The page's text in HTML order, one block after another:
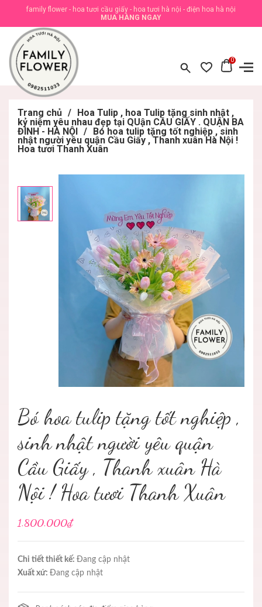
family flower - hoa tươi cầu giấy - hoa tươi hà nội - điện hoa hà nội
MUA HÀNG NGAY
0
Trang chủ / Hoa Tulip , hoa Tulip tặng sinh nhật ,
kỷ niệm yêu nhau đẹp tại QUận CẦU GIẤY . QUẬN BA
ĐÌNH - HÀ NỘI / Bó hoa tulip tặng tốt nghiệp , sinh
nhật người yêu quận Cầu Giấy , Thanh xuân Hà Nội !
Hoa tươi Thanh Xuân
Bó hoa tulip tặng tốt nghiệp ,
sinh nhật người yêu quận
Cầu Giấy , Thanh xuân Hà
Nội ! Hoa tươi Thanh Xuân
1.800.000₫
Chi tiết thiết kế: Đang cập nhật
Xuất xứ: Đang cập nhật